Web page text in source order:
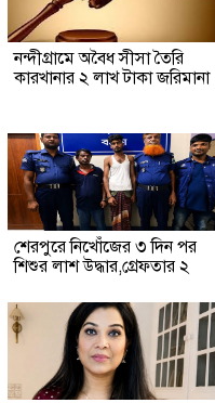
নন্দীগ্রামে অবৈধ সীসা তৈরি
কারখানার ২ লাখ টাকা জরিমানা
শেরপুরে নিখোঁজের ৩ দিন পর
শিশুর লাশ উদ্ধার,গ্রেফতার ২